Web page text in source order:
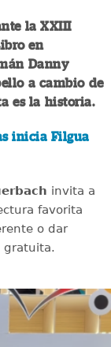
la XXIII
en
Danny
a cambio de
es la historia.
inicia Filgua
invita a
favorita
o dar
gratuita.